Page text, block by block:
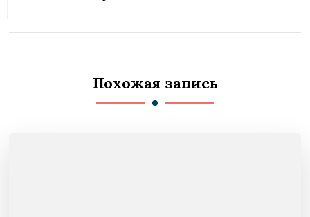
Похожая запись